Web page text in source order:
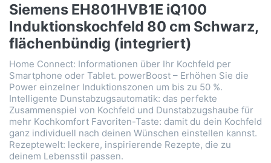
Siemens EH801HVB1E iQ100
Induktionskochfeld 80 cm Schwarz,
flächenbündig (integriert)
Home Connect: Informationen über Ihr Kochfeld per
Smartphone oder Tablet. powerBoost – Erhöhen Sie die
Power einzelner Induktionszonen um bis zu 50 %.
Intelligente Dunstabzugsautomatik: das perfekte
Zusammenspiel von Kochfeld und Dunstabzugshaube für
mehr Kochkomfort Favoriten-Taste: damit du dein Kochfeld
ganz individuell nach deinen Wünschen einstellen kannst.
Rezeptewelt: leckere, inspirierende Rezepte, die zu
deinem Lebensstil passen.